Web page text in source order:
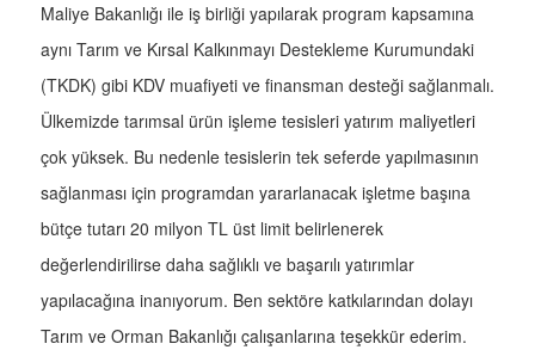
Maliye Bakanlığı ile iş birliği yapılarak program kapsamına
aynı Tarım ve Kırsal Kalkınmayı Destekleme Kurumundaki
(TKDK) gibi KDV muafiyeti ve finansman desteği sağlanmalı.
Ülkemizde tarımsal ürün işleme tesisleri yatırım maliyetleri
çok yüksek. Bu nedenle tesislerin tek seferde yapılmasının
sağlanması için programdan yararlanacak işletme başına
bütçe tutarı 20 milyon TL üst limit belirlenerek
değerlendirilirse daha sağlıklı ve başarılı yatırımlar
yapılacağına inanıyorum. Ben sektöre katkılarından dolayı
Tarım ve Orman Bakanlığı çalışanlarına teşekkür ederim.